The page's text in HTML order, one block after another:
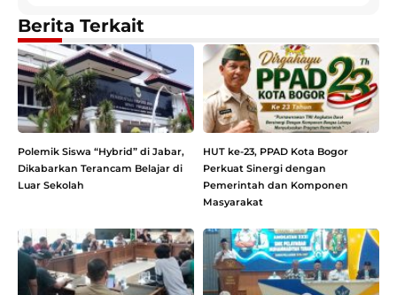
Berita Terkait
Polemik Siswa “Hybrid” di Jabar,
Dikabarkan Terancam Belajar di
Luar Sekolah
HUT ke-23, PPAD Kota Bogor
Perkuat Sinergi dengan
Pemerintah dan Komponen
Masyarakat